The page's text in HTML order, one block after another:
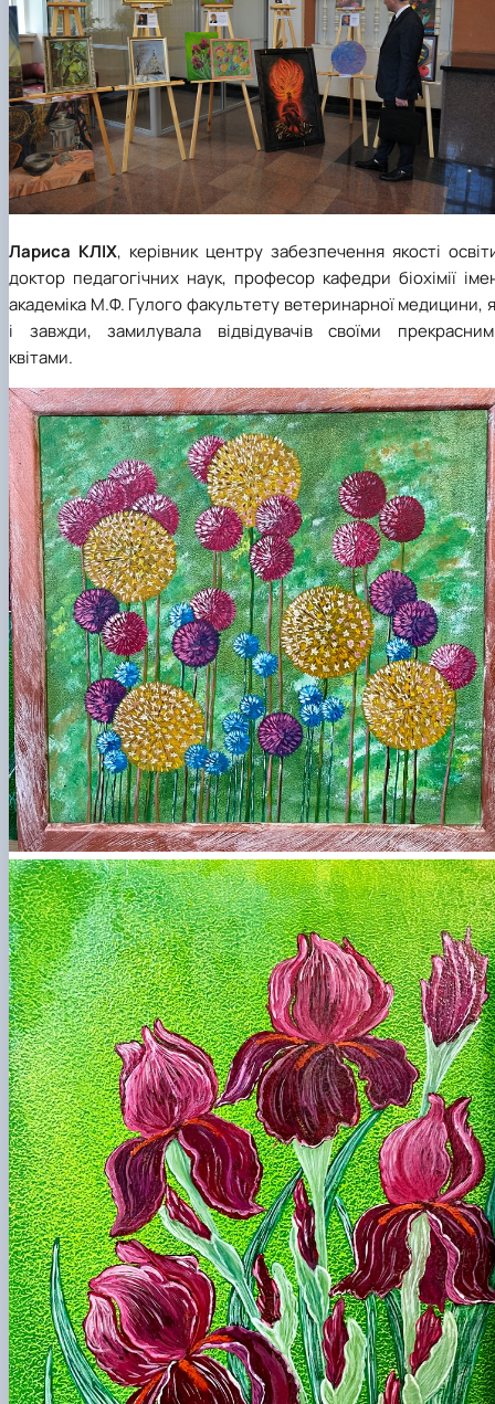
Лариса КЛІХ, керівник центру забезпечення якості
доктор педагогічних наук, професор кафедри біохімії
академіка М.Ф. Гулого факультету ветеринарної медицини,
і завжди, замилувала відвідувачів своїми
квітами.